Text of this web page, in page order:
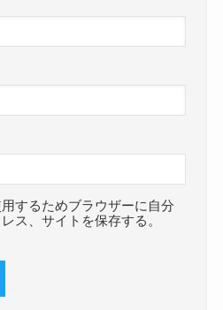
するためブラウザーに自分
ス、サイトを保存する。